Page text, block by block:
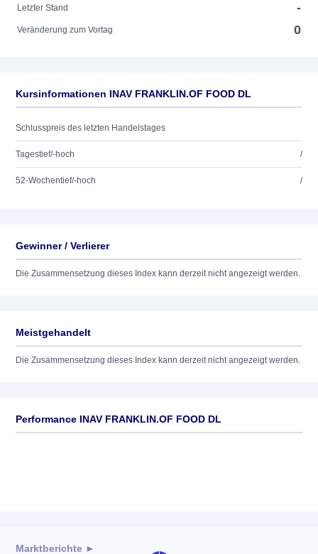
Letzter Stand
-
Veränderung zum Vortag 0
Kursinformationen INAV FRANKLIN.OF FOOD DL
Schlusspreis des letzten Handelstages
Tagestief/-hoch /
52-Wochentief/-hoch /
Gewinner / Verlierer
Die Zusammensetzung dieses Index kann derzeit nicht angezeigt werden.
Meistgehandelt
Die Zusammensetzung dieses Index kann derzeit nicht angezeigt werden.
Performance INAV FRANKLIN.OF FOOD DL
Marktberichte ►